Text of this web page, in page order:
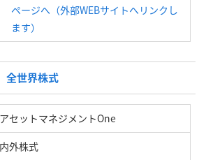
ページへ（外部WEBサイトへリンクし
ます）
世界株式
アセットマネジメントOne
内外株式